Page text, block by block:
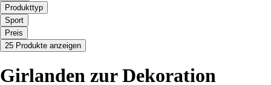
Produkttyp
Sport
Preis
25 Produkte anzeigen
Girlanden zur Dekoration